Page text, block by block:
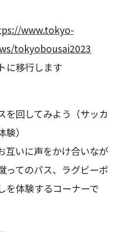
www.tokyo-
tokyobousai2023
に移行します
を回してみよう（サッカ
）
互いに声をかけ合いなが
ってのパス、ラグビーボ
を体験するコーナーで